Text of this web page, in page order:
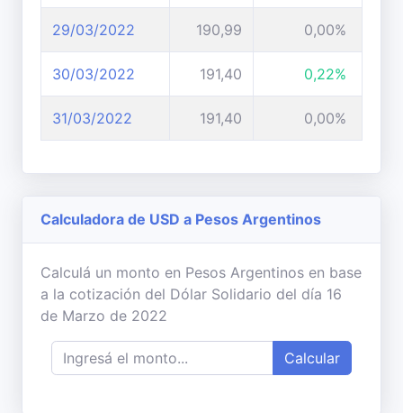
29/03/2022 190,99 0,00%
30/03/2022 191,40 0,22%
31/03/2022 191,40 0,00%
Calculadora de USD a Pesos Argentinos
Calculá un monto en Pesos Argentinos en base
a la cotización del Dólar Solidario del día 16
de Marzo de 2022
Calcular